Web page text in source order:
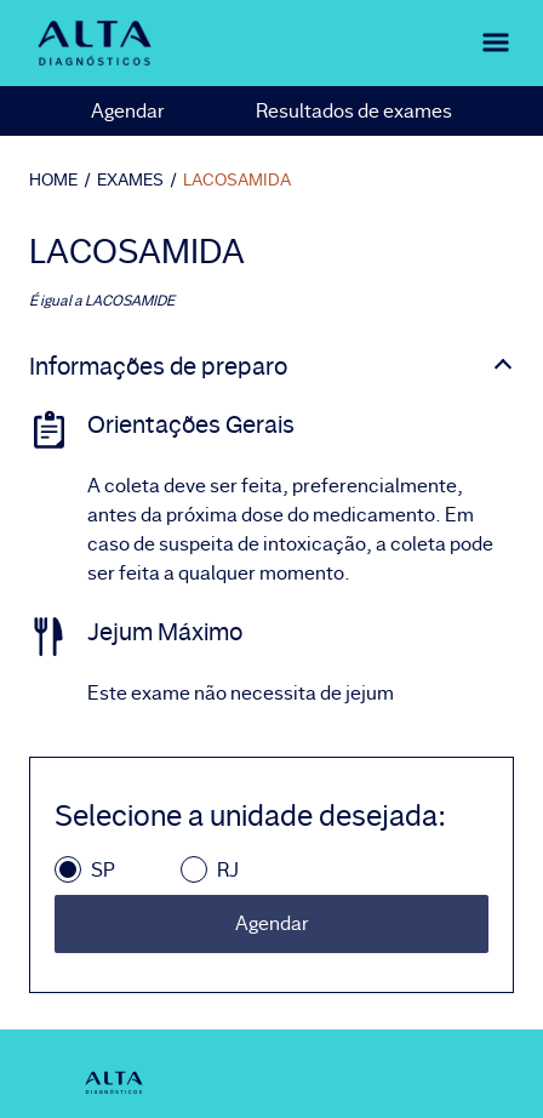
Agendar Resultados de exames
HOME / EXAMES / LACOSAMIDA
LACOSAMIDA
É igual aLACOSAMIDE
Informações de preparo
Orientações Gerais
A coleta deve ser feita, preferencialmente,
antes da próxima dose do medicamento. Em
caso de suspeita de intoxicação, a coleta pode
ser feita a qualquer momento.
Jejum Máximo
Este exame não necessita de jejum
Selecione a unidade desejada:
SP RJ
Agendar